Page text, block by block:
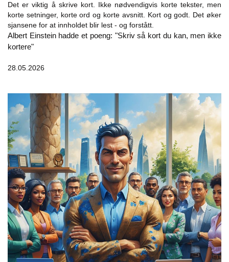
Det er viktig å skrive kort. Ikke nødvendigvis korte tekster, men
korte setninger, korte ord og korte avsnitt. Kort og godt. Det øker
sjansene for at innholdet blir lest - og forstått.
Albert Einstein hadde et poeng: "Skriv så kort du kan, men ikke
kortere"
28.05.2026